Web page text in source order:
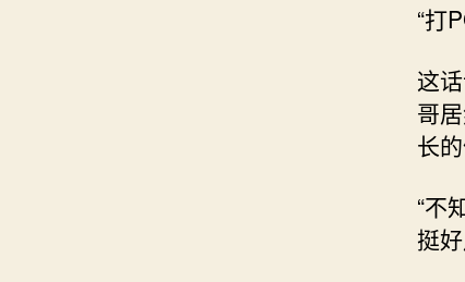
“打
这
哥
长
“不
挺